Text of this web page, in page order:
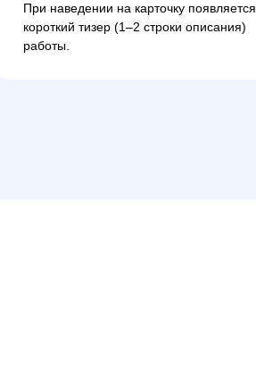
При наведении на карточку появляется
короткий тизер (1–2 строки описания)
работы.